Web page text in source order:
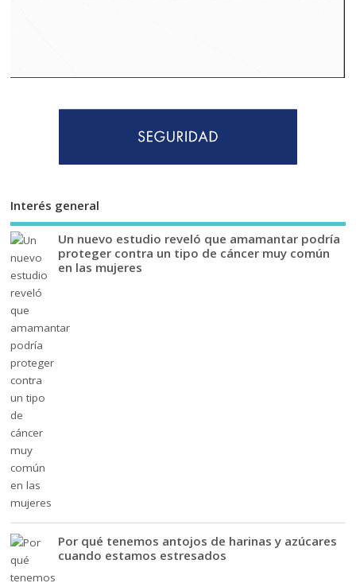
Interés general
Un nuevo estudio reveló que amamantar podría
proteger contra un tipo de cáncer muy común
en las mujeres
Por qué tenemos antojos de harinas y azúcares
cuando estamos estresados